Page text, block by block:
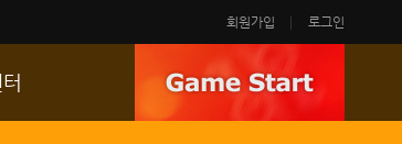
회원가입 로그인